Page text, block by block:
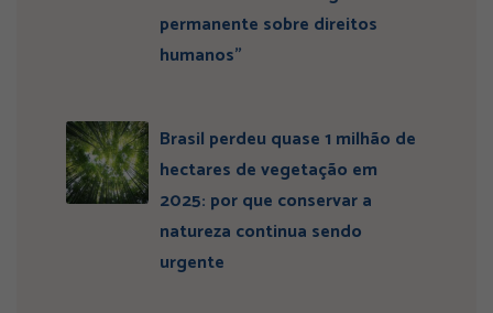
permanente sobre direitos
humanos”
Brasil perdeu quase 1 milhão de
hectares de vegetação em
2025: por que conservar a
natureza continua sendo
urgente